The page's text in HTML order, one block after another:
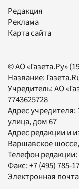
Редакция
Реклама
Карта сайта
© АО «Газета.Ру»
Название:
Учредитель:АО
7743625728
Адрес учредителя:
улица, дом 67
Адрес редакции и
Варшавское
Телефон редакции:
Факс:+7 (495) 785-
Электронная